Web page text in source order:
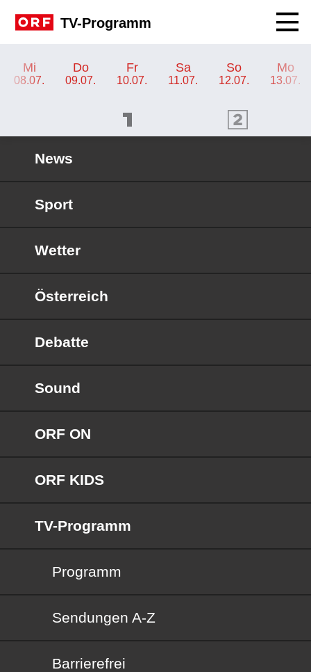
TV-Programm
Mi
08.07.
Do
09.07.
Fr
10.07.
Sa
11.07.
So
12.07.
Mo
13.07.
ORF 2 Programm
News
Sport
Wetter
Österreich
Debatte
Sound
ORF ON
ORF KIDS
TV-Programm
Programm
Sendungen von A bis Z
Sendungen A-Z
Barrierefrei
Barrierefrei